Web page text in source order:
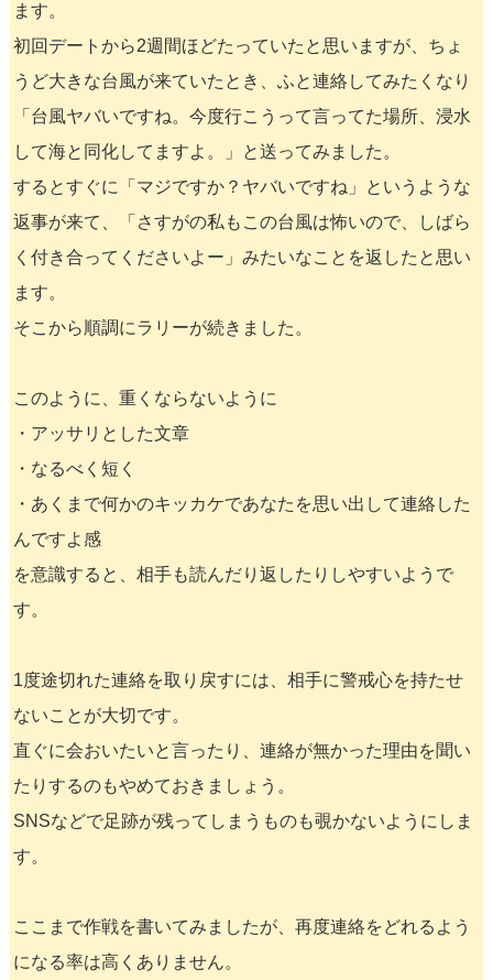
ます。
初回デートから2週間ほどたっていたと思いますが、ちょ
うど大きな台風が来ていたとき、ふと連絡してみたくなり
「台風ヤバいですね。今度行こうって言ってた場所、浸水
して海と同化してますよ。」と送ってみました。
するとすぐに「マジですか？ヤバいですね」というような
返事が来て、「さすがの私もこの台風は怖いので、しばら
く付き合ってくださいよー」みたいなことを返したと思い
ます。
そこから順調にラリーが続きました。
このように、重くならないように
・アッサリとした文章
・なるべく短く
・あくまで何かのキッカケであなたを思い出して連絡した
んですよ感
を意識すると、相手も読んだり返したりしやすいようで
す。
1度途切れた連絡を取り戻すには、相手に警戒心を持たせ
ないことが大切です。
直ぐに会おいたいと言ったり、連絡が無かった理由を聞い
たりするのもやめておきましょう。
SNSなどで足跡が残ってしまうものも覗かないようにしま
す。
ここまで作戦を書いてみましたが、再度連絡をどれるよう
になる率は高くありません。